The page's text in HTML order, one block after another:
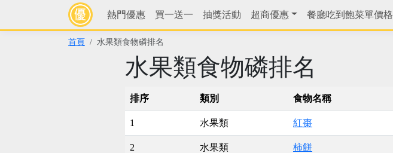
熱門優惠 買一送一 抽獎活動 超商優惠 餐廳吃到飽菜單價格
首頁 水果類食物磷排名
水果類食物磷排名
排序 類別 食物名稱
1 水果類 紅棗
2 水果類 柿餅